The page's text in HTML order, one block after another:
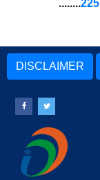
........225
DISCLAIMER